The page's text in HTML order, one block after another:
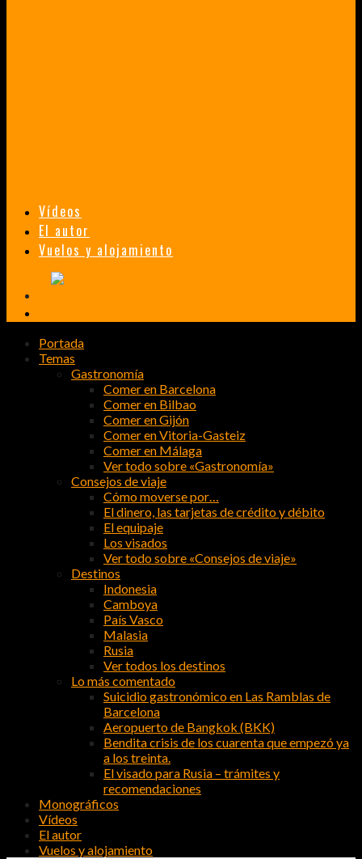
Vídeos
El autor
Vuelos y alojamiento
Portada
Temas
Gastronomía
Comer en Barcelona
Comer en Bilbao
Comer en Gijón
Comer en Vitoria-Gasteiz
Comer en Málaga
Ver todo sobre «Gastronomía»
Consejos de viaje
Cómo moverse por…
El dinero, las tarjetas de crédito y débito
El equipaje
Los visados
Ver todo sobre «Consejos de viaje»
Destinos
Indonesia
Camboya
País Vasco
Malasia
Rusia
Ver todos los destinos
Lo más comentado
Suicidio gastronómico en Las Ramblas de
Barcelona
Aeropuerto de Bangkok (BKK)
Bendita crisis de los cuarenta que empezó ya
a los treinta.
El visado para Rusia – trámites y
recomendaciones
Monográficos
Vídeos
El autor
Vuelos y alojamiento